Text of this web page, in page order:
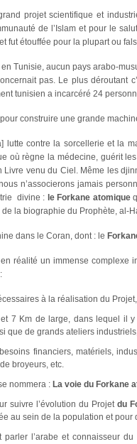
projet scientifique et
de l’Islam et pour le
fut étouffée pour la plupart ou
en Tunisie, aucun pays arabo-
pas. Le plus déroutant
tunisien a incarcéré 24
construire une grande
lutte contre la sorcellerie et la
où règne la médecine, guérit
Livre venu du Ciel. Même les
n’associerons jamais
divine : le Forkane atomique
la biographie du Prophète, al-
dans le Coran, dont : le
réalité un immense complexe
à la réalisation du
7 Km de large, dans lequel il
que de grands ateliers
financiers, matériels,
broyeurs, etc.
nommera : La voie du Forkane
suivre l’évolution du Projet du
au sein de la population et pour
parler l’arabe et connaisseur